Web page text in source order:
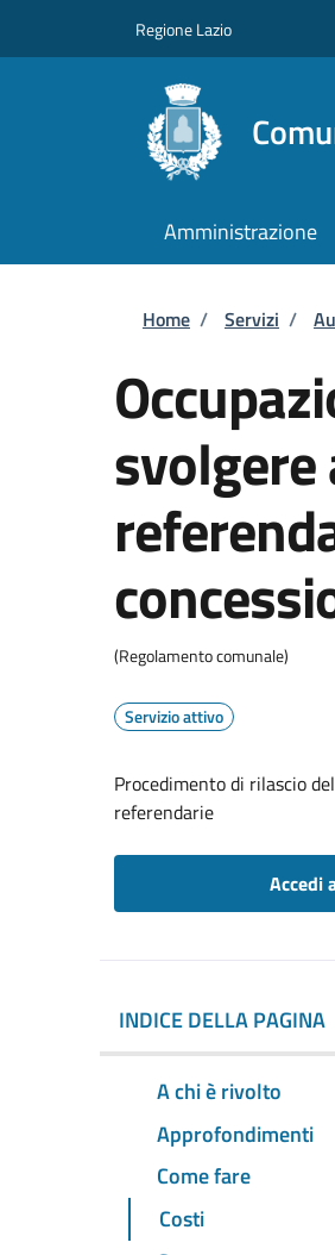
Regione Lazio
Amministrazione
Briciole
Home / Servizi /
(Regolamento comunale)
Servizio attivo
Procedimento di rilascio
referendarie
Accedi
INDICE DELLA PAGINA
A chi è rivolto
Approfondimenti
Come fare
Costi